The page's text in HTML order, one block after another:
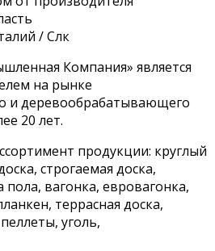
/ Слк
Компания» является
на рынке
и деревообрабатывающего
20 лет.
продукции: круглый
строгаемая доска,
пола, вагонка, евровагонка,
террасная доска,
уголь,